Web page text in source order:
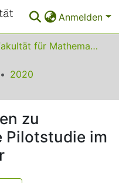
Anmelden
01 Fakultät für Mathematik
2020
zu
Pilotstudie im